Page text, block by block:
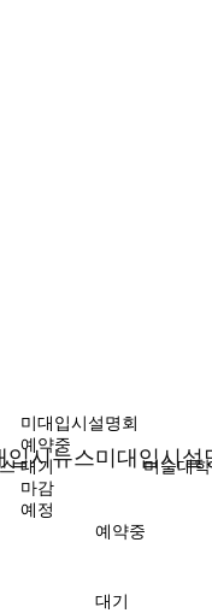
입시뉴스미대입시설
예약중
대기
미대입시설명회
예약중
대기
마감
예정
미술대학